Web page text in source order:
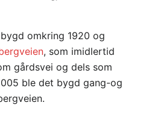
omkring 1920 og
, som imidlertid
gårdsvei og dels som
ble det bygd gang-og